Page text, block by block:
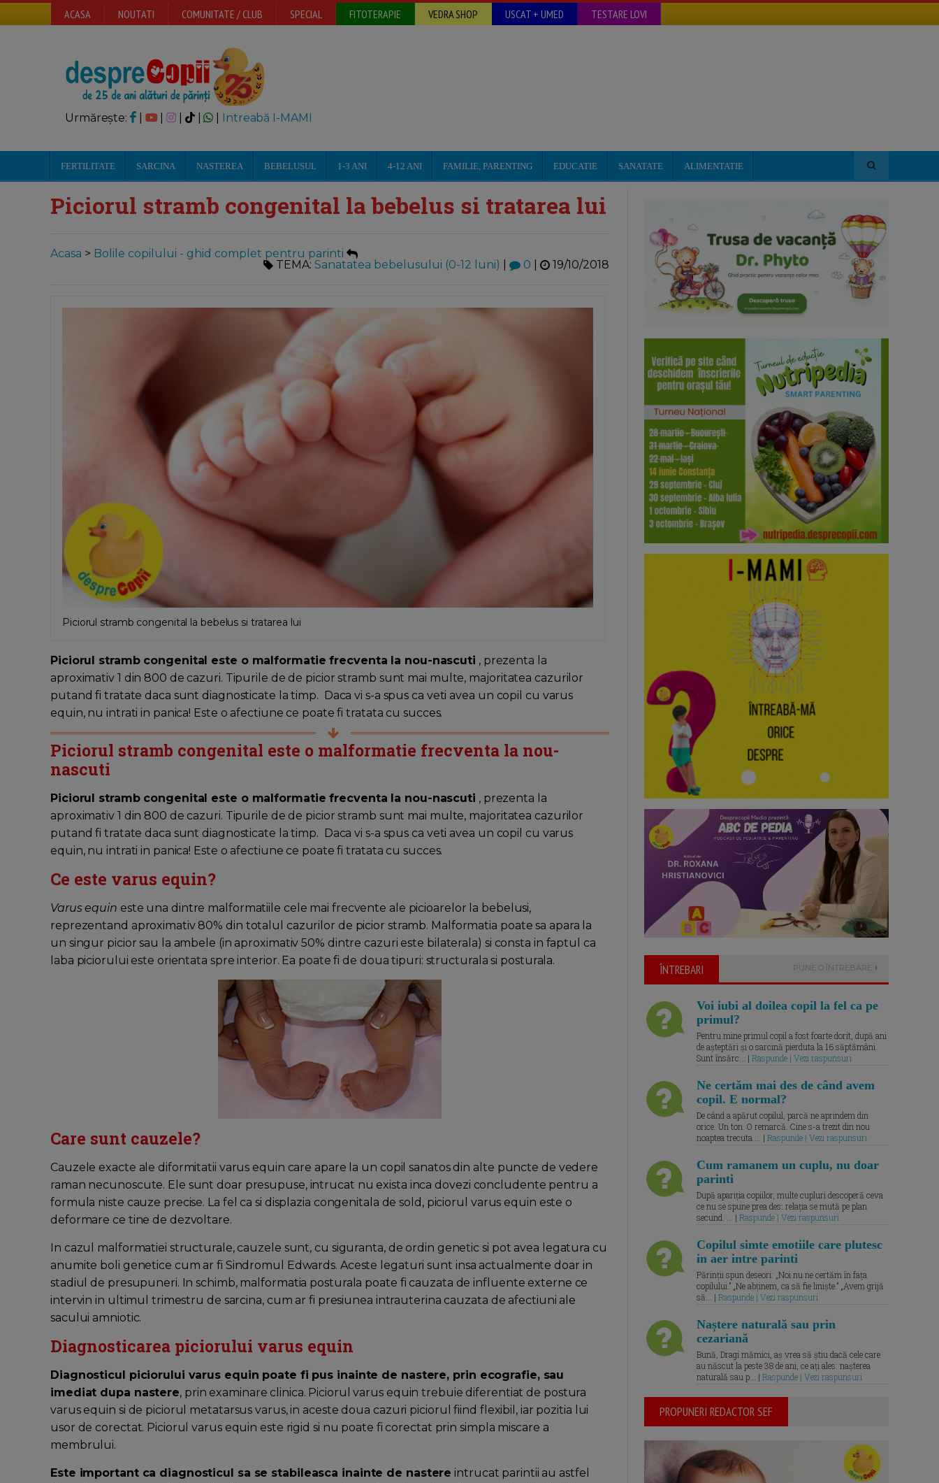
ACASA NOUTATI COMUNITATE / CLUB SPECIAL FITOTERAPIE VEDRA SHOP USCAT + UMED TESTARE LOVI
Urmărește: | | Intreabă I-MAMI
FERTILITATE SARCINA NASTEREA BEBELUSUL 1-3 ANI 4-12 ANI FAMILIE, PARENTING EDUCATIE SANATATE ALIMENTATIE
Piciorul stramb congenital la bebelus si tratarea lui
Acasa > Bolile copilului - ghid complet pentru parinti
TEMA: Sanatatea bebelusului (0-12 luni) 0 19/10/2018
Piciorul stramb congenital la bebelus si tratarea lui
Piciorul stramb congenital este o malformatie frecventa la nou-nascuti , prezenta la
aproximativ 1 din 800 de cazuri. Tipurile de de picior stramb sunt mai multe, majoritatea cazurilor
putand fi tratate daca sunt diagnosticate la timp. Daca vi s-a spus ca veti avea un copil cu varus
equin, nu intrati in panica! Este o afectiune ce poate fi tratata cu succes.
Piciorul stramb congenital este o malformatie frecventa la nou-
nascuti
Piciorul stramb congenital este o malformatie frecventa la nou-nascuti , prezenta la
aproximativ 1 din 800 de cazuri. Tipurile de de picior stramb sunt mai multe, majoritatea cazurilor
putand fi tratate daca sunt diagnosticate la timp. Daca vi s-a spus ca veti avea un copil cu varus
equin, nu intrati in panica! Este o afectiune ce poate fi tratata cu succes.
Ce este varus equin?
Varus equin este una dintre malformatiile cele mai frecvente ale picioarelor la bebelusi,
reprezentand aproximativ 80% din totalul cazurilor de picior stramb. Malformatia poate sa apara la
un singur picior sau la ambele (in aproximativ 50% dintre cazuri este bilaterala) si consta in faptul ca
laba piciorului este orientata spre interior. Ea poate fi de doua tipuri: structurala si posturala.
Care sunt cauzele?
Cauzele exacte ale diformitatii varus equin care apare la un copil sanatos din alte puncte de vedere
raman necunoscute. Ele sunt doar presupuse, intrucat nu exista inca dovezi concludente pentru a
formula niste cauze precise. La fel ca si displazia congenitala de sold, piciorul varus equin este o
deformare ce tine de dezvoltare.
In cazul malformatiei structurale, cauzele sunt, cu siguranta, de ordin genetic si pot avea legatura cu
anumite boli genetice cum ar fi Sindromul Edwards. Aceste legaturi sunt insa actualmente doar in
stadiul de presupuneri. In schimb, malformatia posturala poate fi cauzata de influente externe ce
intervin in ultimul trimestru de sarcina, cum ar fi presiunea intrauterina cauzata de afectiuni ale
sacului amniotic.
Diagnosticarea piciorului varus equin
Diagnosticul piciorului varus equin poate fi pus inainte de nastere, prin ecografie, sau
imediat dupa nastere, prin examinare clinica. Piciorul varus equin trebuie diferentiat de postura
varus equin si de piciorul metatarsus varus, in aceste doua cazuri piciorul fiind flexibil, iar pozitia lui
usor de corectat. Piciorul varus equin este rigid si nu poate fi corectat prin simpla miscare a
membrului.
Este important ca diagnosticul sa se stabileasca inainte de nastere intrucat parintii au astfel
ÎNTREBARI PUNE O ÎNTREBARE
Voi iubi al doilea copil la fel ca pe
primul?
Pentru mine primul copil a fost foarte dorit, după ani
de așteptări și o sarcină pierduta la 16 săptămâni.
Sunt însărc... | Raspunde | Vezi raspunsuri
Ne certăm mai des de când avem
copil. E normal?
De când a apărut copilul, parcă ne aprindem din
orice. Un ton. O remarcă. Cine s-a trezit din nou
noaptea trecuta.... | Raspunde | Vezi raspunsuri
Cum ramanem un cuplu, nu doar
parinti
După apariția copiilor, multe cupluri descoperă ceva
ce nu se spune prea des: relația se mută pe plan
secund. ... | Raspunde | Vezi raspunsuri
Copilul simte emotiile care plutesc
in aer intre parinti
Părinții spun deseori: „Noi nu ne certăm în fața
copilului.” „Ne abținem, ca să fie liniște.” „Avem grijă
să... | Raspunde | Vezi raspunsuri
Naștere naturală sau prin
cezariană
Bună, Dragi mămici, aș vrea să știu dacă cele care
au născut la peste 38 de ani, ce ați ales: nașterea
naturală sau p... | Raspunde | Vezi raspunsuri
PROPUNERI REDACTOR SEF